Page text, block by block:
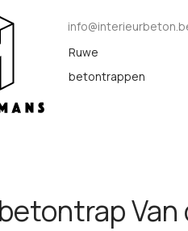
Ruwe
betontrappen